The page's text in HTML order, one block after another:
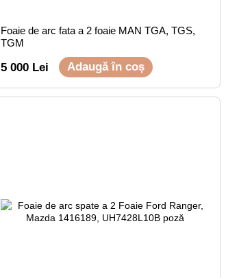
Foaie de arc fata a 2 foaie MAN TGA, TGS,
TGM
5 000 Lei Adaugă în coș